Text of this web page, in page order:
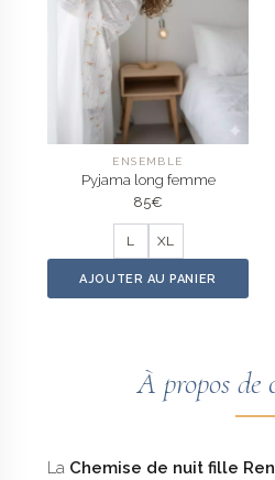
ENSEMBLE
Pyjama long femme
85€
L XL
AJOUTER AU PANIER
À propos de
La Chemise de nuit fille